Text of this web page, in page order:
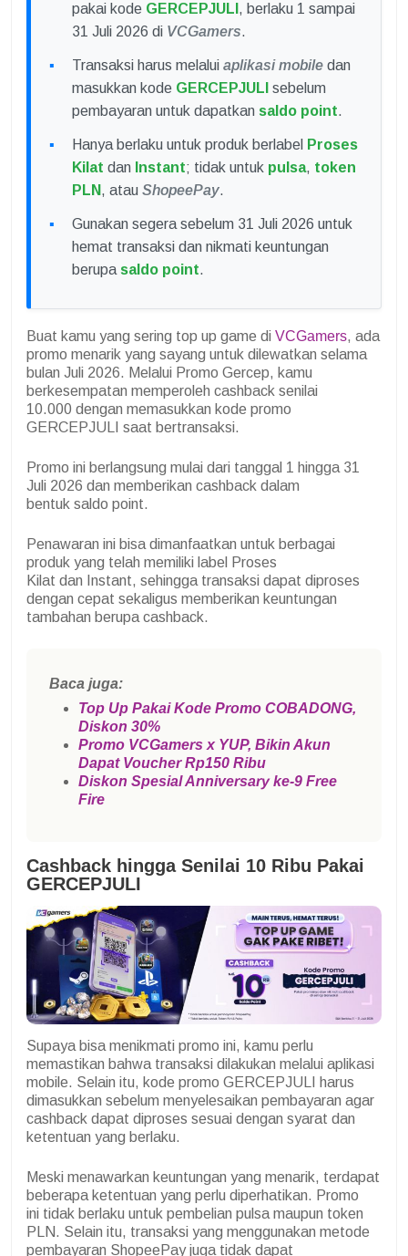
pakai kode GERCEPJULI , berlaku 1 sampai
31 Juli 2026 di VCGamers.
Transaksi harus melalui aplikasi mobile dan
masukkan kode GERCEPJULI sebelum
pembayaran untuk dapatkan saldo point.
Hanya berlaku untuk produk berlabel Proses
Kilat dan Instant; tidak untuk pulsa, token
PLN , atau ShopeePay.
Gunakan segera sebelum 31 Juli 2026 untuk
hemat transaksi dan nikmati keuntungan
berupa saldo point.
Buat kamu yang sering top up game di VCGamers, ada
promo menarik yang sayang untuk dilewatkan selama
bulan Juli 2026. Melalui Promo Gercep, kamu
berkesempatan memperoleh cashback senilai
10.000 dengan memasukkan kode promo
GERCEPJULI saat bertransaksi.
Promo ini berlangsung mulai dari tanggal 1 hingga 31
Juli 2026 dan memberikan cashback dalam
bentuk saldo point.
Penawaran ini bisa dimanfaatkan untuk berbagai
produk yang telah memiliki label Proses
Kilat dan Instant, sehingga transaksi dapat diproses
dengan cepat sekaligus memberikan keuntungan
tambahan berupa cashback.
Baca juga:
Top Up Pakai Kode Promo COBADONG,
Diskon 30%
Promo VCGamers x YUP, Bikin Akun
Dapat Voucher Rp150 Ribu
Diskon Spesial Anniversary ke-9 Free
Fire
Cashback hingga Senilai 10 Ribu Pakai
GERCEPJULI
Supaya bisa menikmati promo ini, kamu perlu
memastikan bahwa transaksi dilakukan melalui aplikasi
mobile. Selain itu, kode promo GERCEPJULI harus
dimasukkan sebelum menyelesaikan pembayaran agar
cashback dapat diproses sesuai dengan syarat dan
ketentuan yang berlaku.
Meski menawarkan keuntungan yang menarik, terdapat
beberapa ketentuan yang perlu diperhatikan. Promo
ini tidak berlaku untuk pembelian pulsa maupun token
PLN. Selain itu, transaksi yang menggunakan metode
pembayaran ShopeePay juga tidak dapat